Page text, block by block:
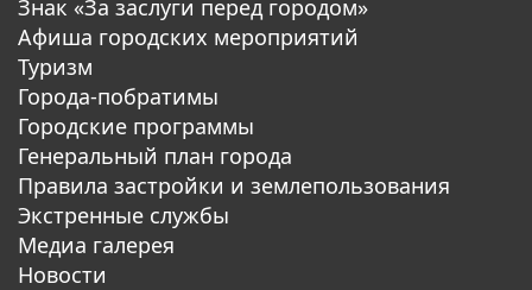
Знак «За заслуги перед городом»
Афиша городских мероприятий
Туризм
Города-побратимы
Городские программы
Генеральный план города
Правила застройки и землепользования
Экстренные службы
Медиа галерея
Новости